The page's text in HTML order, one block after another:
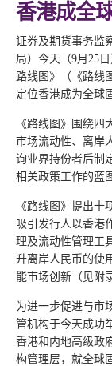
香港成全
证券及期货事务监
局）今天（9月25
路线图》（《路线
定位香港成为全球
《路线图》围绕
市场流动性、离岸
询业界持份者后制
相关政策工作的蓝
《路线图》提出
吸引发行人以香港
理及流动性管理工
升离岸人民币的使
能市场创新（见附
为进一步促进与市
管机构于今天成功
香港和内地高级政
构管理层，就全球